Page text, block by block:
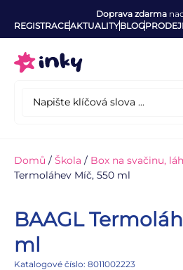
Doprava zdarma
REGISTRACEAKTUALITYBLOG
Domů / Škola / Box na svačinu,
Termoláhev Míč, 550 ml
BAAGL
ml
Katalogové číslo: 8011002223